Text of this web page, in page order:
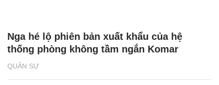
QUÂN SỰ
Nga hé lộ phiên bản xuất khẩu của hệ
thống phòng không tầm ngắn Komar